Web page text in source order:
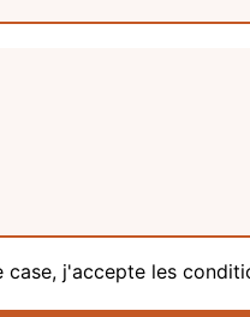
case, j'accepte les